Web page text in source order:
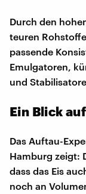
Durch den
teuren
passende
Emulgatoren,
und
Ein Blick
Das Auftau-
Hamburg zeigt:
dass das Eis
noch an